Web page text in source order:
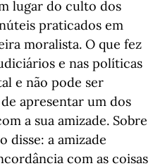
lugar do culto dos
praticados em
moralista. O que fez
e nas políticas
e não pode ser
apresentar um dos
a sua amizade. Sobre
disse: a amizade
com as coisas